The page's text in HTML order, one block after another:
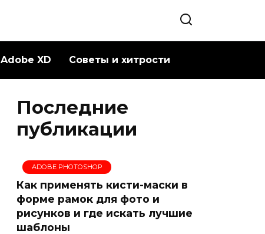
Adobe XD Советы и хитрости
Последние
публикации
ADOBE PHOTOSHOP
Как применять кисти-маски в
форме рамок для фото и
рисунков и где искать лучшие
шаблоны